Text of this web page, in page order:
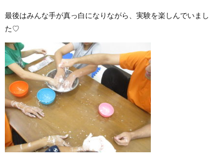
最後はみんな手が真っ白になりながら、実験を楽しんでいまし
た♡